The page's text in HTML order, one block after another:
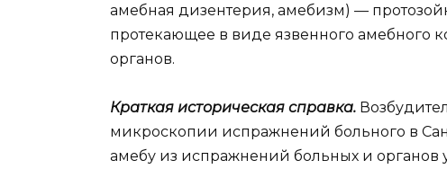
амебная дизентерия, амебизм) —
протекающее в виде язвенного амебного
органов.
Краткая историческая справка.
микроскопии испражнений больного в
амебу из испражнений больных и